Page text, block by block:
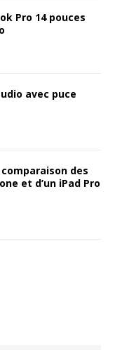
Pro 14 pouces
avec puce
comparaison des
et d’un iPad Pro